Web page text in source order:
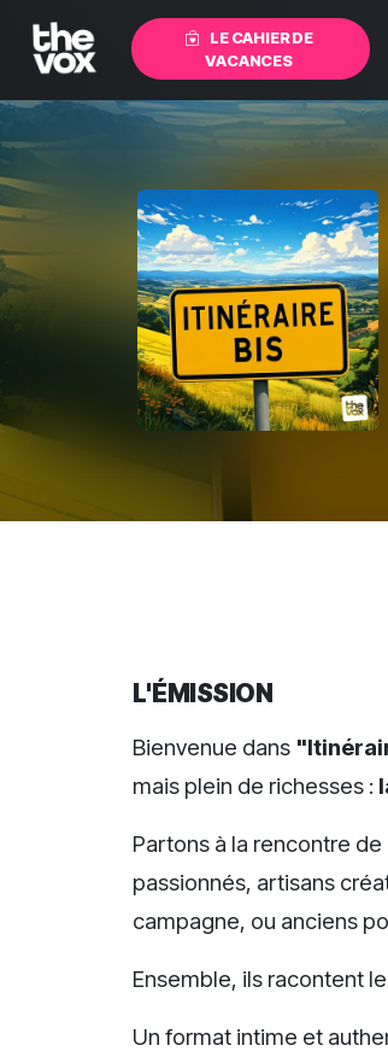
LE CAHIER DE
VACANCES
L'ÉMISSION
Bienvenue dans
mais plein de richesses :
Partons à la rencontre
passionnés, artisans
campagne, ou anciens
Ensemble, ils racontent
Un format intime et